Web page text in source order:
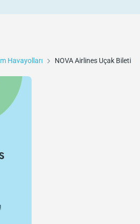
Havayolları NOVA Airlines Uçak Bileti